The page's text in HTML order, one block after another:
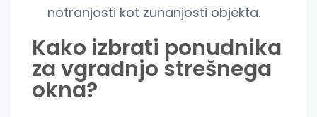
notranjosti kot zunanjosti objekta.
Kako izbrati ponudnika
za vgradnjo strešnega
okna?